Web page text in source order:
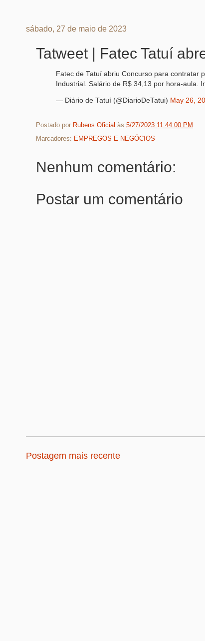
sábado, 27 de maio de 2023
Tatweet | Fatec Tatuí
Fatec de Tatuí abriu Concurso para contratar
Industrial. Salário de R$ 34,13 por hora-aula.
— Diário de Tatuí (@DiarioDeTatui) May 26,
Postado por Rubens Oficial às 5/27/2023 11:44:00 PM
Marcadores: EMPREGOS E NEGÓCIOS
Nenhum comentário:
Postar um comentário
Postagem mais recente